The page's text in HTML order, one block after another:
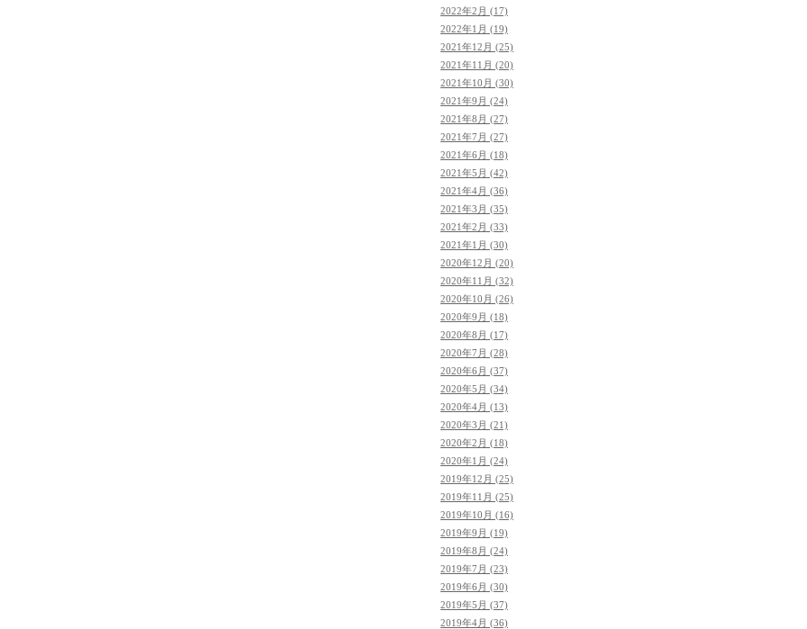
2022年2月 (17)
2022年1月 (19)
2021年12月 (25)
2021年11月 (20)
2021年10月 (30)
2021年9月 (24)
2021年8月 (27)
2021年7月 (27)
2021年6月 (18)
2021年5月 (42)
2021年4月 (36)
2021年3月 (35)
2021年2月 (33)
2021年1月 (30)
2020年12月 (20)
2020年11月 (32)
2020年10月 (26)
2020年9月 (18)
2020年8月 (17)
2020年7月 (28)
2020年6月 (37)
2020年5月 (34)
2020年4月 (13)
2020年3月 (21)
2020年2月 (18)
2020年1月 (24)
2019年12月 (25)
2019年11月 (25)
2019年10月 (16)
2019年9月 (19)
2019年8月 (24)
2019年7月 (23)
2019年6月 (30)
2019年5月 (37)
2019年4月 (36)